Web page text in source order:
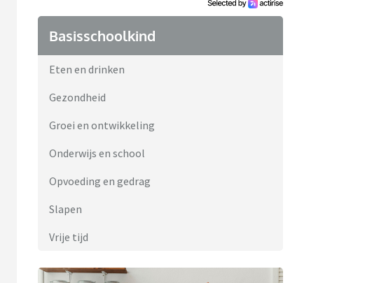
Basisschoolkind
Eten en drinken
Gezondheid
Groei en ontwikkeling
Onderwijs en school
Opvoeding en gedrag
Slapen
Vrije tijd